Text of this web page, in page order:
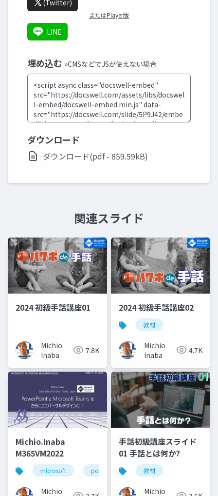
(Twitter)
またはPlayer版
LINE
埋め込む »CMSなどでJSが使えない場合
ダウンロード
ダウンロード(pdf - 859.59kB)
関連スライド
2024 初級手話講座01
Michio
Inaba
7.8K
2024 初級手話講座02
教材
Michio
Inaba
4.7K
Michio.Inaba
M365VM2022
microsoft powerpoint microsoftmvp
Michio
手話初級講座スライド
01 手話とは何か?
教材
Michio